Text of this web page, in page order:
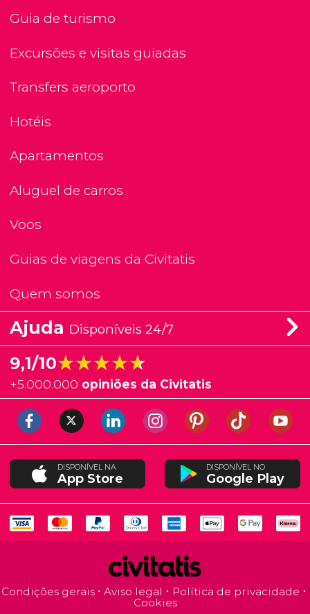
Guia de turismo
Excursões e visitas guiadas
Transfers aeroporto
Hotéis
Apartamentos
Aluguel de carros
Voos
Guias de viagens da Civitatis
Quem somos
Ajuda Disponíveis 24/7
9,1/10★★★★★
★★★★★
+5.000.000 opiniões da Civitatis
DISPONÍVEL NA
App Store
DISPONÍVEL NO
Google Play
Condições gerais Aviso legal
Política de privacidade
Cookies